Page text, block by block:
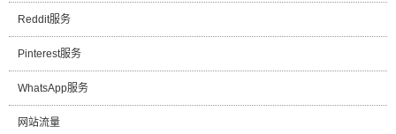
Reddit服务
Pinterest服务
WhatsApp服务
网站流量